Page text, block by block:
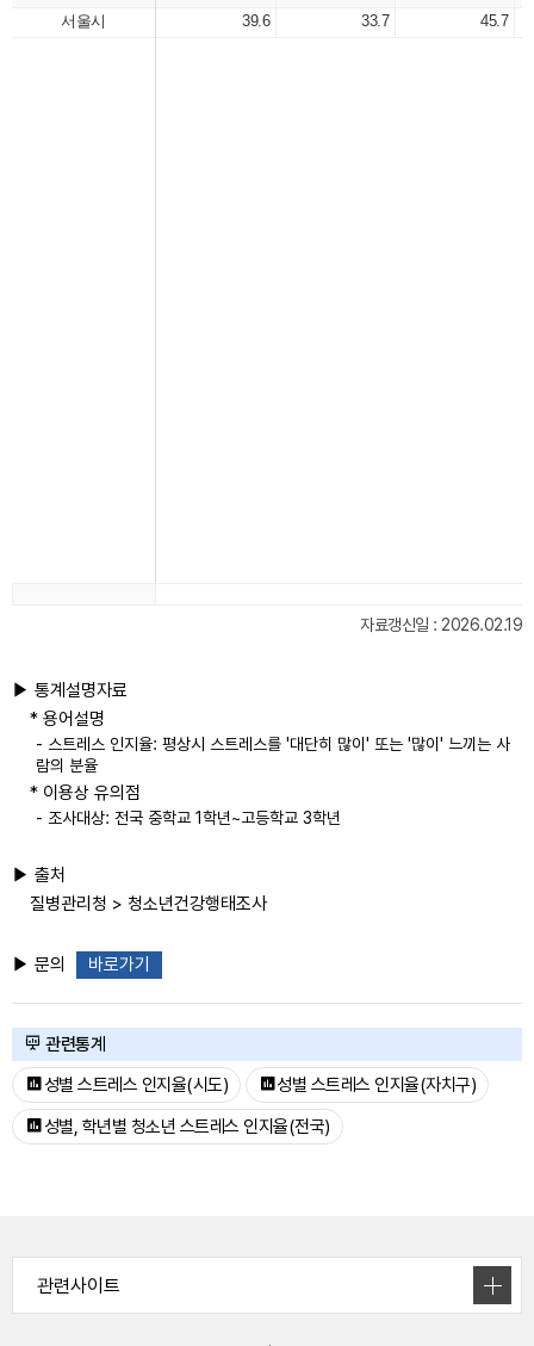
서울시 39.6 33.7 45.7
자료갱신일 : 2026.02.19
▶ 통계설명자료
* 용어설명
- 스트레스 인지율: 평상시 스트레스를 '대단히 많이' 또는 '많이' 느끼는 사
람의 분율
* 이용상 유의점
- 조사대상: 전국 중학교 1학년~고등학교 3학년
▶ 출처
질병관리청 > 청소년건강행태조사
▶ 문의 바로가기
관련통계
성별 스트레스 인지율(시도)
성별 스트레스 인지율(자치구)
성별, 학년별 청소년 스트레스 인지율(전국)